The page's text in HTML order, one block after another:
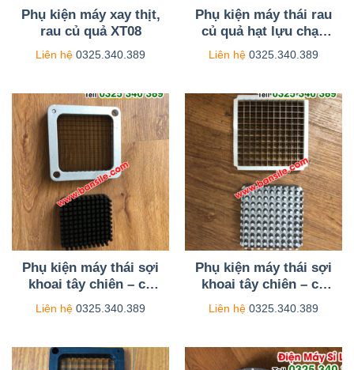
Phụ kiện máy xay thịt,
rau củ quả XT08
Liên hệ 0325.340.389
Phụ kiện máy thái rau
củ quả hạt lựu chạy
điện HL08
Liên hệ 0325.340.389
Phụ kiện máy thái sợi
khoai tây chiên – củ
quả sợi dài chạy điện
Liên hệ 0325.340.389
Phụ kiện máy thái sợi
khoai tây chiên – củ
quả sợi dài chạy điện
KTC10
Liên hệ 0325.340.389